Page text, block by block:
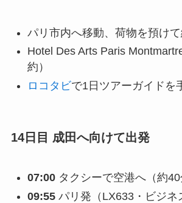
パリ市内へ移動、荷物を預け
Hotel Des Arts Paris
約）
ロコタビで1日ツアーガイドを
14日目 成田へ向けて出発
07:00タクシーで空港へ（約40
09:55パリ発（LX633・ビジネ